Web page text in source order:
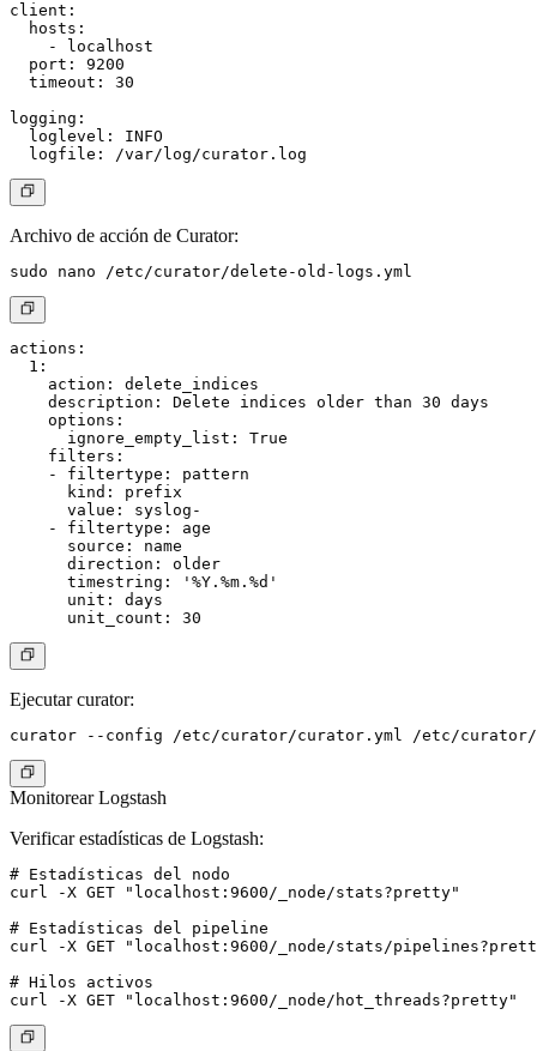
client:
  hosts:
    - localhost
  port: 9200
  timeout: 30
logging:
  loglevel: INFO
Archivo de acción de Curator:
actions:
  1:
    action: delete_indices
    description: Delete indices older than 30 days
    options:
      ignore_empty_list: True
    filters:
    - filtertype: pattern
      kind: prefix
      value: syslog-
    - filtertype: age
      source: name
      direction: older
      timestring: '%Y.%m.%d'
      unit: days
Ejecutar curator:
Monitorear Logstash
Verificar estadísticas de Logstash:
# Estadísticas del nodo
curl -X GET "localhost:9600/_node/stats?pretty"
# Estadísticas del pipeline
curl -X GET "localhost:9600/_node/stats/
# Hilos activos